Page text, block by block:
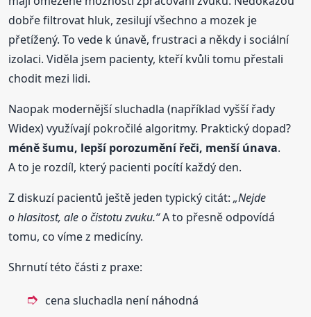
dobře filtrovat hluk, zesilují všechno a mozek je
přetížený. To vede k únavě, frustraci a někdy i sociální
izolaci. Viděla jsem pacienty, kteří kvůli tomu přestali
chodit mezi lidi.
Naopak modernější sluchadla (například vyšší řady
Widex) využívají pokročilé algoritmy. Praktický dopad?
méně šumu, lepší porozumění řeči, menší únava.
A to je rozdíl, který pacienti pocítí každý den.
Z diskuzí pacientů ještě jeden typický citát:„Nejde
o hlasitost, ale o čistotu zvuku.“A to přesně odpovídá
tomu, co víme z medicíny.
Shrnutí této části z praxe:
cena sluchadla není náhodná